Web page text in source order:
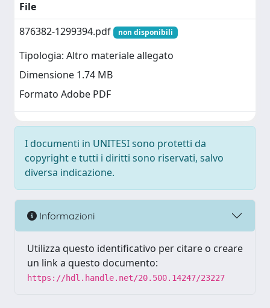
File
876382-1299394.pdf
non disponibili
Tipologia: Altro materiale allegato
Dimensione 1.74 MB
Formato Adobe PDF
I documenti in UNITESI sono protetti da
copyright e tutti i diritti sono riservati, salvo
diversa indicazione.
Informazioni
Utilizza questo identificativo per citare o creare
un link a questo documento:
https://hdl.handle.net/20.500.14247/23227